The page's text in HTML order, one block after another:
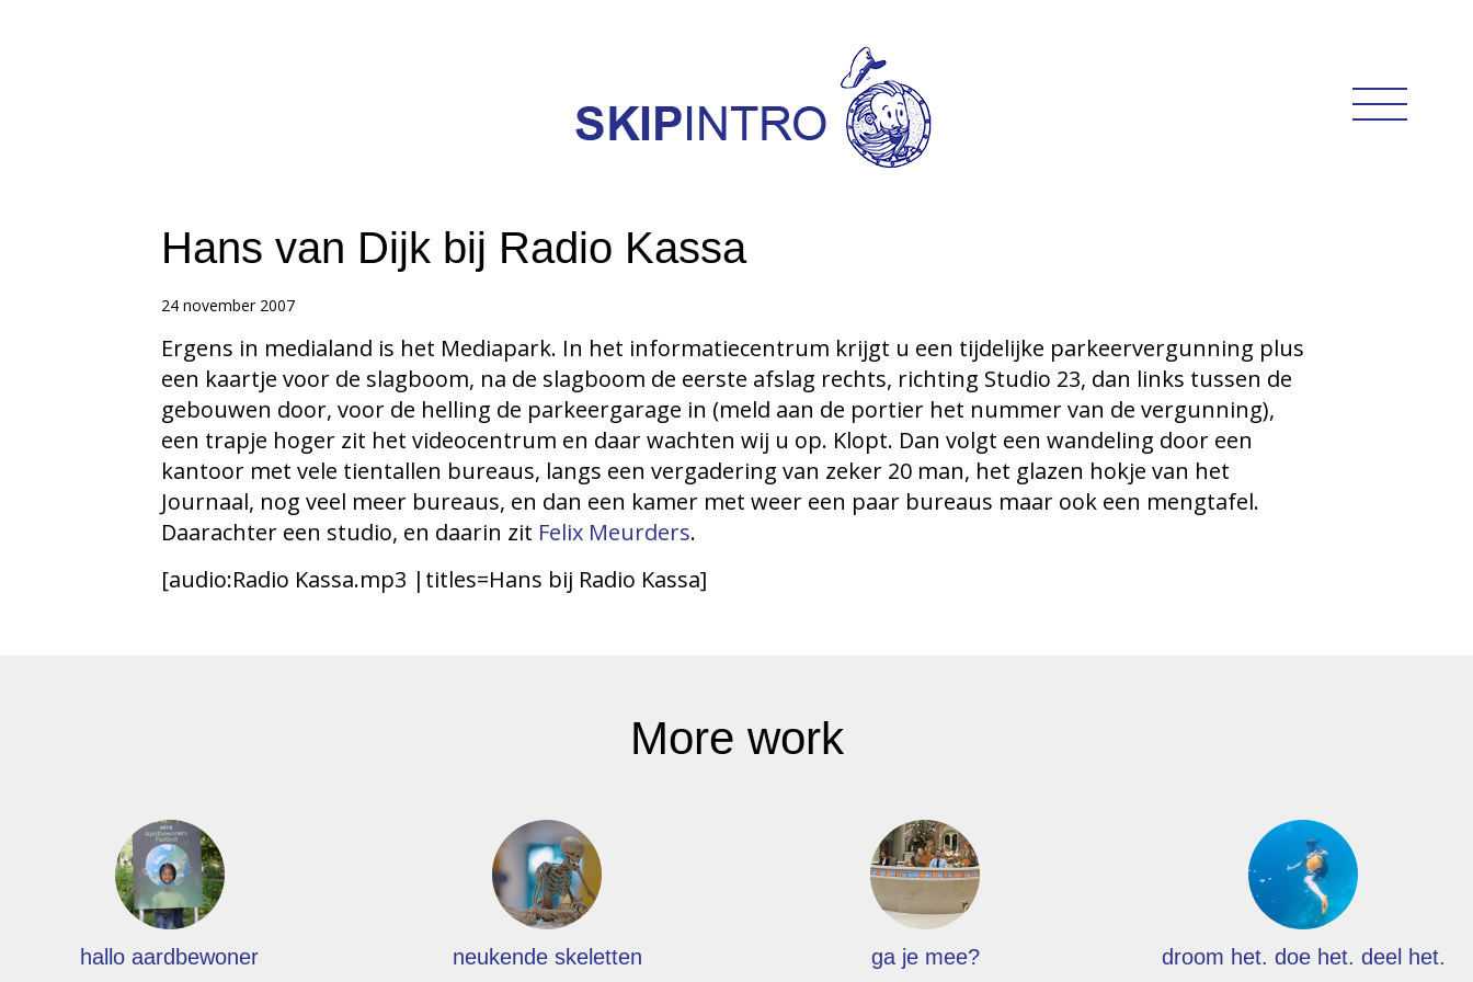
Hans van Dijk bij Radio Kassa
24 november 2007
Ergens in medialand is het Mediapark. In het informatiecentrum krijgt u een tijdelijke parkeervergunning plus
een kaartje voor de slagboom, na de slagboom de eerste afslag rechts, richting Studio 23, dan links tussen de
gebouwen door, voor de helling de parkeergarage in (meld aan de portier het nummer van de vergunning),
een trapje hoger zit het videocentrum en daar wachten wij u op. Klopt. Dan volgt een wandeling door een
kantoor met vele tientallen bureaus, langs een vergadering van zeker 20 man, het glazen hokje van het
Journaal, nog veel meer bureaus, en dan een kamer met weer een paar bureaus maar ook een mengtafel.
Daarachter een studio, en daarin zit Felix Meurders.
[audio:Radio Kassa.mp3 |titles=Hans bij Radio Kassa]
More work
hallo aardbewoner neukende skeletten ga je mee? droom het. doe het. deel het.